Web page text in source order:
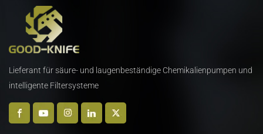
Lieferant für säure- und laugenbeständige Chemikalienpumpen und
intelligente Filtersysteme